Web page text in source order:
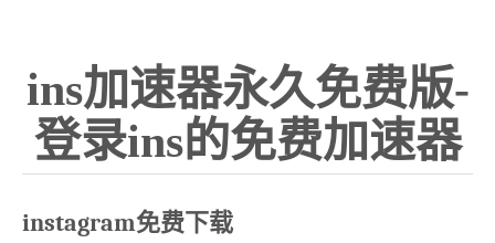
ins加速器永久免费版-
登录ins的免费加速器
instagram免费下载